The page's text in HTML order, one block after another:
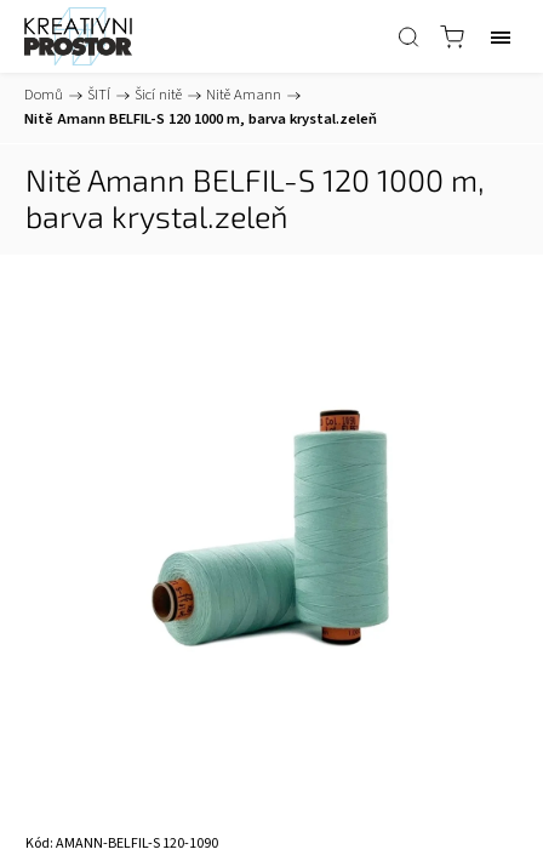
Domů / ŠITÍ / Šicí nitě / Nitě Amann /
Nitě Amann BELFIL-S 120 1000 m, barva krystal.zeleň
Nitě Amann BELFIL-S 120 1000 m,
barva krystal.zeleň
Kód:AMANN-BELFIL-S 120-1090